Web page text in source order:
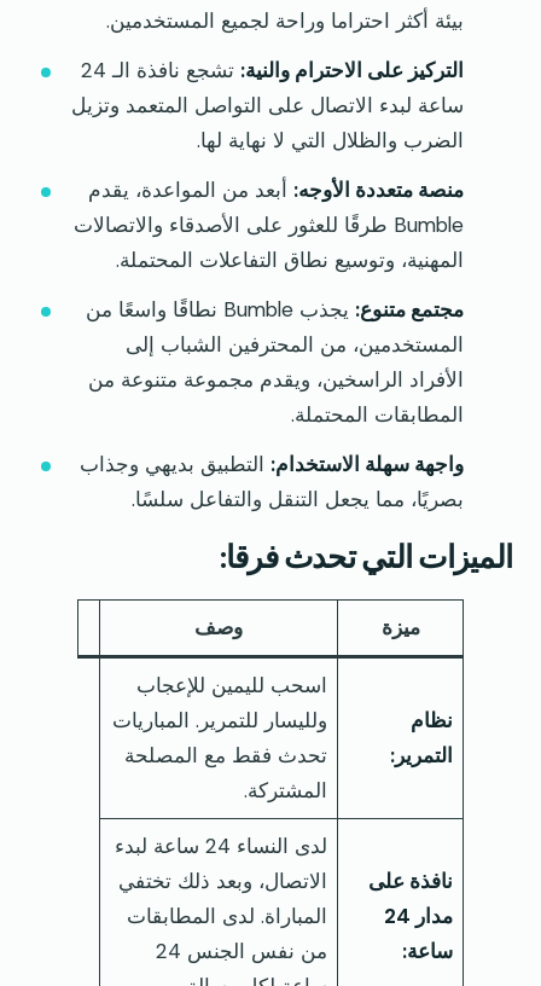
بيئة أكثر احتراما وراحة لجميع المستخدمين.
التركيز على الاحترام والنية:
تشجع نافذة الـ 24
ساعة لبدء الاتصال على التواصل المتعمد وتزيل
الضرب والظلال التي لا نهاية لها.
منصة متعددة الأوجه: أبعد من المواعدة، يقدم
Bumble طرقًا للعثور على الأصدقاء والاتصالات
المهنية، وتوسيع نطاق التفاعلات المحتملة.
مجتمع متنوع:
يجذب Bumble نطاقًا واسعًا من
المستخدمين، من المحترفين الشباب إلى
الأفراد الراسخين، ويقدم مجموعة متنوعة من
المطابقات المحتملة.
واجهة سهلة الاستخدام: التطبيق بديهي وجذاب
بصريًا، مما يجعل التنقل والتفاعل سلسًا.
الميزات التي تحدث فرقا:
ميزة وصف
نظام
التمرير:
اسحب لليمين للإعجاب
ولليسار للتمرير. المباريات
تحدث فقط مع المصلحة
المشتركة.
نافذة على
مدار 24
ساعة:
لدى النساء 24 ساعة لبدء
الاتصال، وبعد ذلك تختفي
المباراة. لدى المطابقات
من نفس الجنس 24